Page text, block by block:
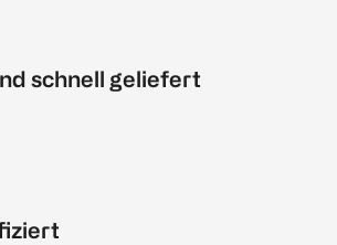
schnell geliefert